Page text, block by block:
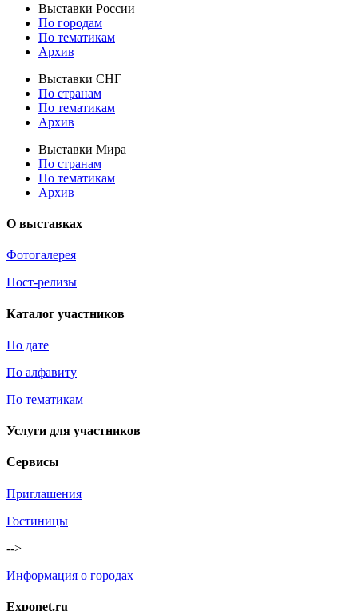
Выставки России
По городам
По тематикам
Архив
Выставки СНГ
По странам
По тематикам
Архив
Выставки Мира
По странам
По тематикам
Архив
О выставках
Фотогалерея
Пост-релизы
Каталог участников
По дате
По алфавиту
По тематикам
Услуги для участников
Сервисы
Приглашения
Гостиницы
-->
Информация о городах
Exponet.ru